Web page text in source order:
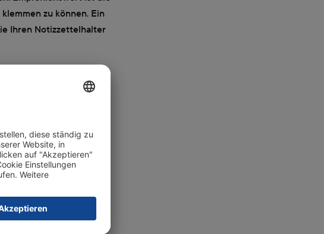
zu können. Ein
Ihren Notizzettelhalter
Format „Collage“, da
für Ihre Notizen
Rest des Fotodisplays
gut zur Geltung.
Sie können
auswählen.